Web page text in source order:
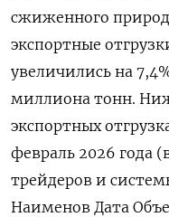
сжиженного
экспортные
увеличились на
миллиона ⁠тонн.
экспортных
февраль 2026 года
трейдеров и
Наименов Дата